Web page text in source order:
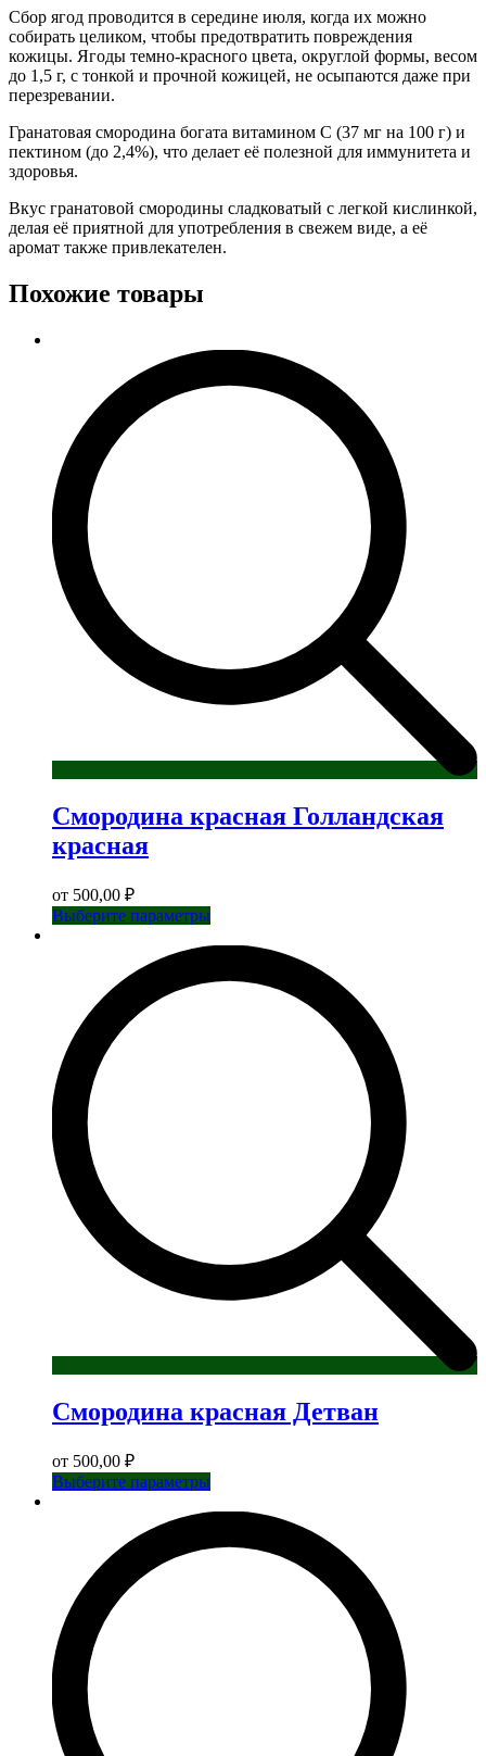
Сбор ягод проводится в середине июля, когда их можно
собирать целиком, чтобы предотвратить повреждения
кожицы. Ягоды темно-красного цвета, округлой формы, весом
до 1,5 г, с тонкой и прочной кожицей, не осыпаются даже при
перезревании.
Гранатовая смородина богата витамином С (37 мг на 100 г) и
пектином (до 2,4%), что делает её полезной для иммунитета и
здоровья.
Вкус гранатовой смородины сладковатый с легкой кислинкой,
делая её приятной для употребления в свежем виде, а её
аромат также привлекателен.
Похожие товары
Смородина красная Голландская
красная
от 500,00 ₽
Выберите параметрыЭтот
вариаций.
Смородина красная Детван
от 500,00 ₽
Выберите параметрыЭтот
вариаций.